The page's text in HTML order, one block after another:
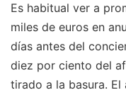
Es habitual ver a
miles de euros en
días antes del
diez por ciento del
tirado a la basura.